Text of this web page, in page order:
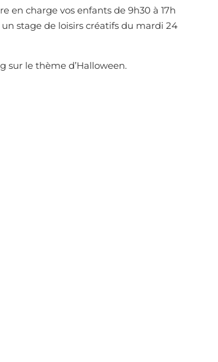
en charge vos enfants de 9h30 à 17h
stage de loisirs créatifs du mardi 24
sur le thème d’Halloween.